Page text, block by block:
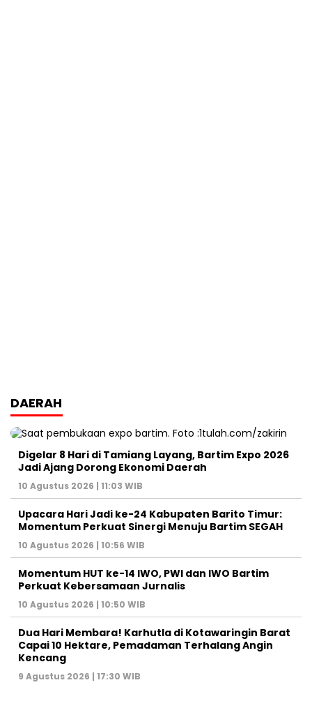
DAERAH
Digelar 8 Hari di Tamiang Layang, Bartim Expo 2026
Jadi Ajang Dorong Ekonomi Daerah
10 Agustus 2026 | 11:03 WIB
Upacara Hari Jadi ke-24 Kabupaten Barito Timur:
Momentum Perkuat Sinergi Menuju Bartim SEGAH
10 Agustus 2026 | 10:56 WIB
Momentum HUT ke-14 IWO, PWI dan IWO Bartim
Perkuat Kebersamaan Jurnalis
10 Agustus 2026 | 10:50 WIB
Dua Hari Membara! Karhutla di Kotawaringin Barat
Capai 10 Hektare, Pemadaman Terhalang Angin
Kencang
9 Agustus 2026 | 17:30 WIB